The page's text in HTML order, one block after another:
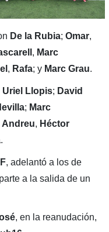
De la Rubia; Omar,
, Marc
, Rafa; y Marc Grau.
Uriel Llopis; David
; Marc
Andreu, Héctor
.
, adelantó a los de
a la salida de un
, en la reanudación,